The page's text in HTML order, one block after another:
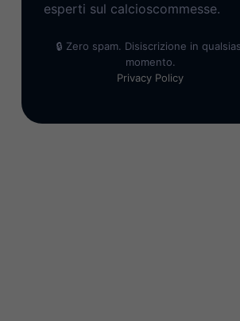
esperti sul calcioscommesse.
🔒 Zero spam. Disiscrizione in
momento.
Privacy Policy